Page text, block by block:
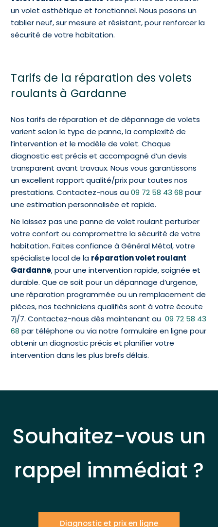
un volet esthétique et fonctionnel. Nous posons un
tablier neuf, sur mesure et résistant, pour renforcer la
sécurité de votre habitation.
Tarifs de la réparation des volets
roulants à Gardanne
Nos tarifs de réparation et de dépannage de volets
varient selon le type de panne, la complexité de
l’intervention et le modèle de volet. Chaque
diagnostic est précis et accompagné d’un devis
transparent avant travaux. Nous vous garantissons
un excellent rapport qualité/prix pour toutes nos
prestations. Contactez-nous au09 72 58 43 68 pour
une estimation personnalisée et rapide.
Ne laissez pas une panne de volet roulant perturber
votre confort ou compromettre la sécurité de votre
habitation. Faites confiance à Général Métal, votre
spécialiste local de la réparation volet roulant
Gardanne, pour une intervention rapide, soignée et
durable. Que ce soit pour un dépannage d’urgence,
une réparation programmée ou un remplacement de
pièces, nos techniciens qualifiés sont à votre écoute
7j/7. Contactez-nous dès maintenant au09 72 58 43
68 par téléphone ou via notre formulaire en ligne pour
obtenir un diagnostic précis et planifier votre
intervention dans les plus brefs délais.
Souhaitez-vous un
rappel immédiat ?
Diagnostic et prix en ligne